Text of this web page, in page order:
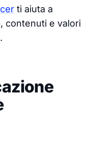
ti aiuta a
contenuti e valori